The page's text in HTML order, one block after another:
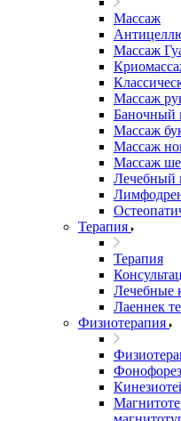
Массаж
Массаж
Массаж
Баночный
Массаж
Массаж
Массаж
Лечебный
Терапия
Терапия
Лечебные
Лаеннек
Физиотерапия
Фонофорез